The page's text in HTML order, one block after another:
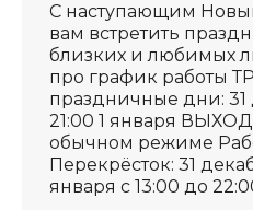
С наступающим
вам встретить
близких и любимых
про график работы
праздничные дни: 31
21:00 1 января
обычном режиме
Перекрёсток: 31
января с 13:00 до